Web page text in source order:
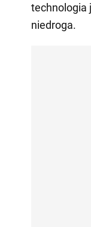
technologia
niedroga.